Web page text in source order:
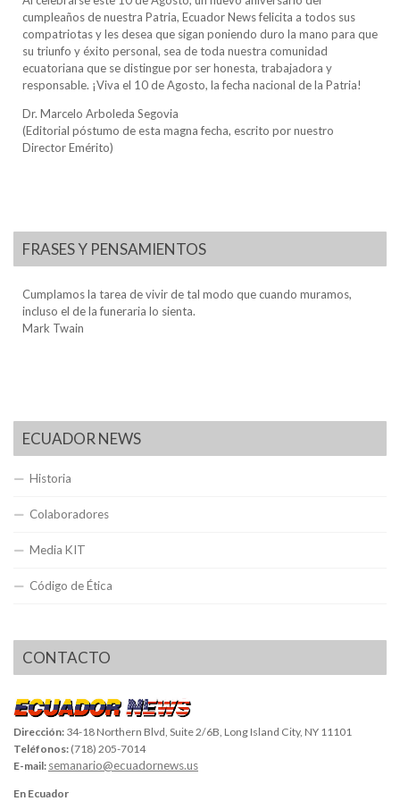
cumpleaños de nuestra Patria, Ecuador News felicita a todos sus
compatriotas y les desea que sigan poniendo duro la mano para que
su triunfo y éxito personal, sea de toda nuestra comunidad
ecuatoriana que se distingue por ser honesta, trabajadora y
responsable. ¡Viva el 10 de Agosto, la fecha nacional de la Patria!
Dr. Marcelo Arboleda Segovia
(Editorial póstumo de esta magna fecha, escrito por nuestro
Director Emérito)
FRASES Y PENSAMIENTOS
Cumplamos la tarea de vivir de tal modo que cuando muramos,
incluso el de la funeraria lo sienta.
Mark Twain
ECUADOR NEWS
Historia
Colaboradores
Media KIT
Código de Ética
CONTACTO
Dirección: 34-18 Northern Blvd, Suite 2/6B, Long Island City, NY 11101
Teléfonos: (718) 205-7014
E-mail: semanario@ecuadornews.us
En Ecuador